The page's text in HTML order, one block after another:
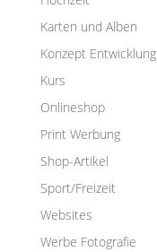
Karten und Alben
Konzept Entwicklung
Kurs
Onlineshop
Print Werbung
Shop-Artikel
Sport/Freizeit
Websites
Werbe Fotografie